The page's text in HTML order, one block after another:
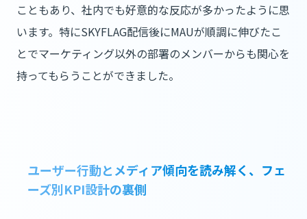
こともあり、社内でも好意的な反応が多かったように思
います。特にSKYFLAG配信後にMAUが順調に伸びたこ
とでマーケティング以外の部署のメンバーからも関心を
持ってもらうことができました。
ユーザー行動とメディア傾向を読み解く、フェ
ーズ別KPI設計の裏側